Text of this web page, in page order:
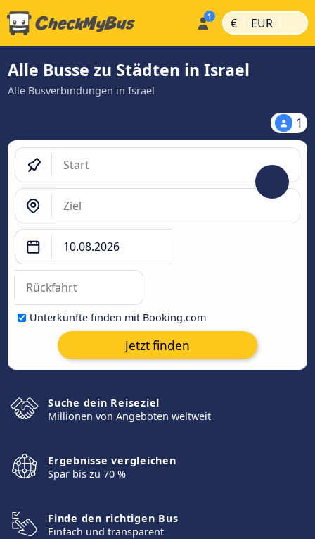
€ | EUR |
Alle Busse zu Städten in Israel
Alle Busverbindungen in Israel
1
Unterkünfte finden mit Booking.com
Jetzt finden
Suche dein Reiseziel
Millionen von Angeboten weltweit
Ergebnisse vergleichen
Spar bis zu 70 %
Finde den richtigen Bus
Einfach und transparent